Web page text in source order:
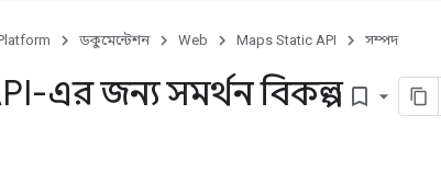
ডকুমেন্টেশন Web Maps Static API সম্পদ
API-এর জন্য সমর্থন বিকল্প bookmark_border